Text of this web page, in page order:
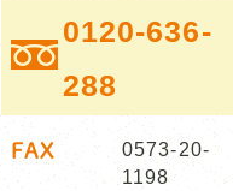
0120-636-
288
FAX
0573-20-
1198